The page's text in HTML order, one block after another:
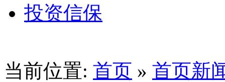
投资信保
当前位置: 首页 » 首页新